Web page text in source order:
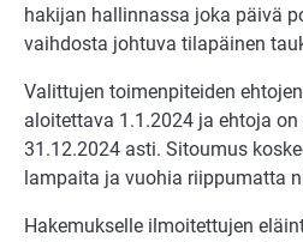
hakijan hallinnassa joka päivä
vaihdosta johtuva tilapäinen
Valittujen toimenpiteiden
aloitettava 1.1.2024 ja ehtoja
31.12.2024 asti. Sitoumus
lampaita ja vuohia riippumatta
Hakemukselle ilmoitettujen